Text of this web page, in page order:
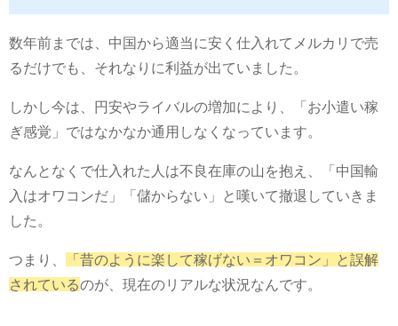
数年前までは、中国から適当に安く仕入れてメルカリで売
るだけでも、それなりに利益が出ていました。
しかし今は、円安やライバルの増加により、「お小遣い稼
ぎ感覚」ではなかなか通用しなくなっています。
なんとなくで仕入れた人は不良在庫の山を抱え、「中国輸
入はオワコンだ」「儲からない」と嘆いて撤退していきま
した。
つまり、
「昔のように楽して稼げない＝オワコン」と誤解
されているのが、現在のリアルな状況なんです。